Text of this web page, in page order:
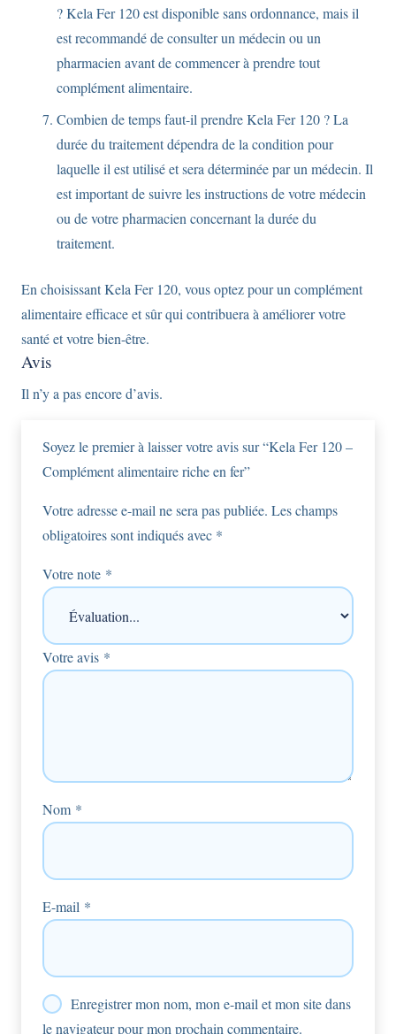
? Kela Fer 120 est disponible sans ordonnance, mais il
est recommandé de consulter un médecin ou un
pharmacien avant de commencer à prendre tout
complément alimentaire.
Combien de temps faut-il prendre Kela Fer 120 ? La
durée du traitement dépendra de la condition pour
laquelle il est utilisé et sera déterminée par un médecin. Il
est important de suivre les instructions de votre médecin
ou de votre pharmacien concernant la durée du
traitement.
En choisissant Kela Fer 120, vous optez pour un complément
alimentaire efficace et sûr qui contribuera à améliorer votre
santé et votre bien-être.
Avis
Il n’y a pas encore d’avis.
Soyez le premier à laisser votre avis sur “Kela Fer 120 –
Complément alimentaire riche en fer”
Votre adresse e-mail ne sera pas publiée. Les champs
obligatoires sont indiqués avec *
Votre note *
Votre avis *
Nom *
E-mail *
Enregistrer mon nom, mon e-mail et mon site dans
le navigateur pour mon prochain commentaire.